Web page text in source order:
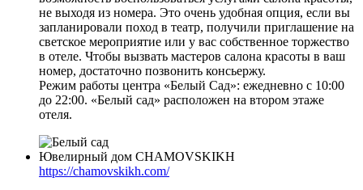
не выходя из номера. Это очень удобная опция, если вы
запланировали поход в театр, получили приглашение на
светское мероприятие или у вас собственное торжество
в отеле. Чтобы вызвать мастеров салона красоты в ваш
номер, достаточно позвонить консьержу.
Режим работы центра «Белый Сад»: ежедневно с 10:00
до 22:00. «Белый сад» расположен на втором этаже
отеля.
Ювелирный дом CHAMOVSKIKH
https://chamovskikh.com/